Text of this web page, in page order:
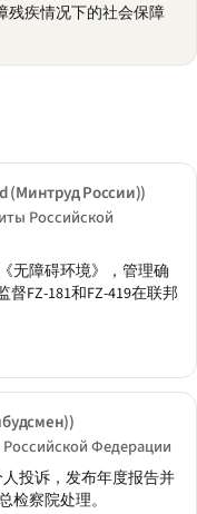
残疾情况下的社会保障
(Минтруд России))
Российской
无障碍环境》，管理确
FZ-181和FZ-419在联邦
Федерации
投诉，发布年度报告并
检察院处理。